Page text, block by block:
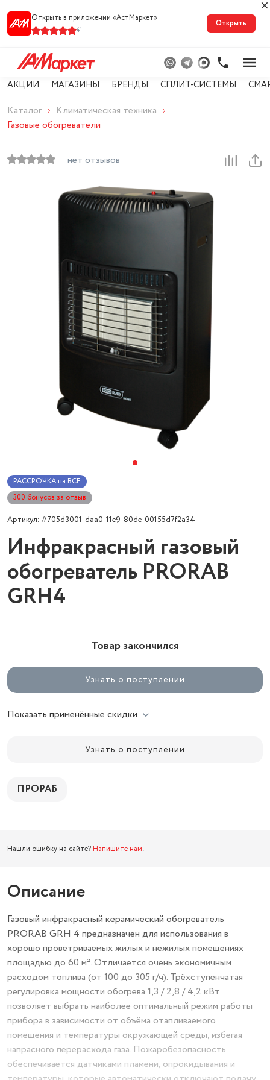
Открыть в приложении «АстМарке‪т‬»
41
Открыть
АКЦИИ МАГАЗИНЫ БРЕНДЫ СПЛИТ-СИСТЕМЫ
Каталог
Климатическая техника
Газовые обогреватели
нет отзывов
РАССРОЧКА на ВСЁ
300 бонусов за отзыв
Артикул: #705d3001-daa0-11e9-80de-00155d7f2a34
Инфракрасный газовый
обогреватель PRORAB
GRH4
Товар закончился
Узнать о поступлении
Показать применённые скидки
Узнать о поступлении
ПРОРАБ
Нашли ошибку на сайте? Напишите нам.
Описание
Газовый инфракрасный керамический обогреватель
PRORAB GRH 4 предназначен для использования в
хорошо проветриваемых жилых и нежилых помещениях
площадью до 60 м². Отличается очень экономичным
расходом топлива (от 100 до 305 г/ч). Трёхступенчатая
регулировка мощности обогрева 1,3 / 2,8 / 4,2 кВт
позволяет выбрать наиболее оптимальный режим работы
прибора в зависимости от объёма отапливаемого
помещения и температуры окружающей среды, избегая
напрасного перерасхода газа. Пожаробезопасность
обеспечивается датчиками пламени, опрокидывания и